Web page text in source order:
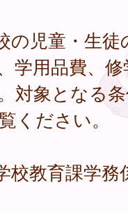
の児童・生徒
学用品費、
対象となる
ください。
校教育課学務